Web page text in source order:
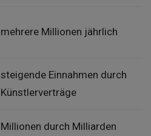
mehrere Millionen jährlich
steigende Einnahmen durch
Künstlerverträge
Millionen durch Milliarden